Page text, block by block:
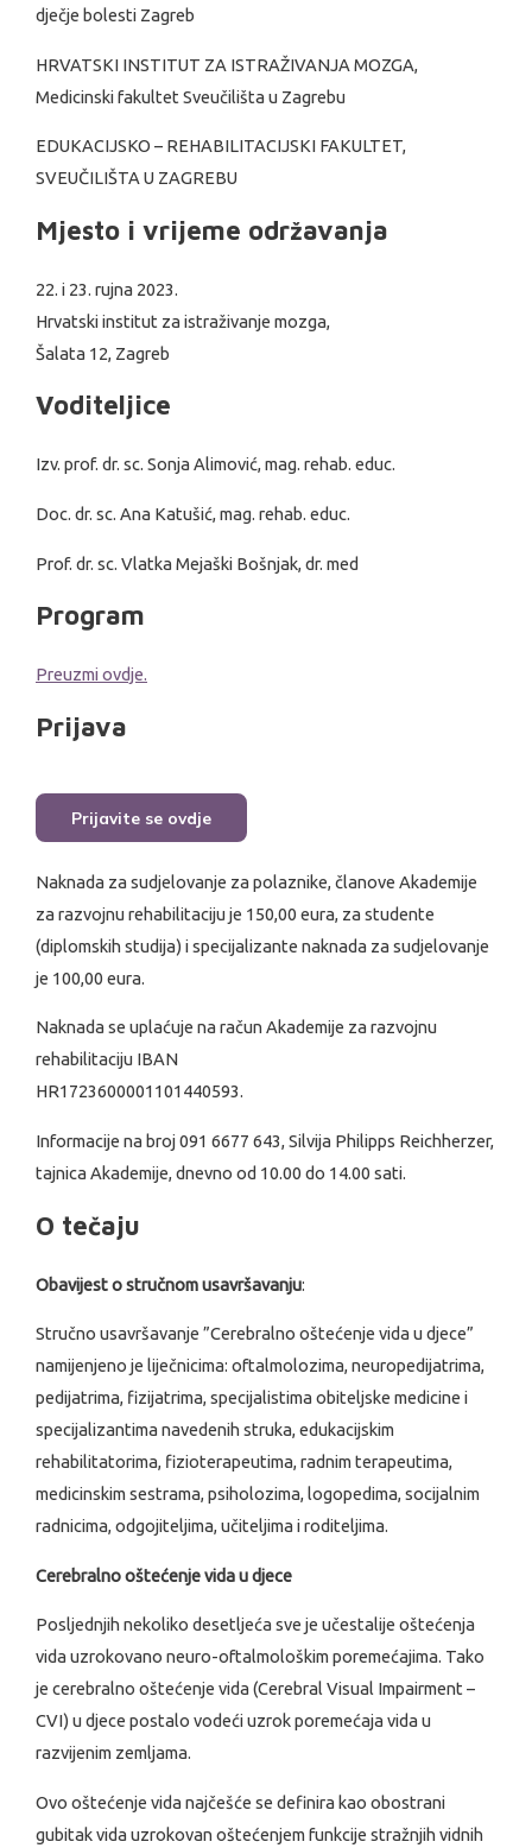
dječje bolesti Zagreb
HRVATSKI INSTITUT ZA ISTRAŽIVANJA MOZGA,
Medicinski fakultet Sveučilišta u Zagrebu
EDUKACIJSKO – REHABILITACIJSKI FAKULTET,
SVEUČILIŠTA U ZAGREBU
Mjesto i vrijeme održavanja
22. i 23. rujna 2023.
Hrvatski institut za istraživanje mozga,
Šalata 12, Zagreb
Voditeljice
Izv. prof. dr. sc. Sonja Alimović, mag. rehab. educ.
Doc. dr. sc. Ana Katušić, mag. rehab. educ.
Prof. dr. sc. Vlatka Mejaški Bošnjak, dr. med
Program
Preuzmi ovdje.
Prijava
Prijavite se ovdje
Naknada za sudjelovanje za polaznike, članove Akademije
za razvojnu rehabilitaciju je 150,00 eura, za studente
(diplomskih studija) i specijalizante naknada za sudjelovanje
je 100,00 eura.
Naknada se uplaćuje na račun Akademije za razvojnu
rehabilitaciju IBAN
HR1723600001101440593.
Informacije na broj 091 6677 643, Silvija Philipps Reichherzer,
tajnica Akademije, dnevno od 10.00 do 14.00 sati.
O tečaju
Obavijest o stručnom usavršavanju:
Stručno usavršavanje ”Cerebralno oštećenje vida u djece”
namijenjeno je liječnicima: oftalmolozima, neuropedijatrima,
pedijatrima, fizijatrima, specijalistima obiteljske medicine i
specijalizantima navedenih struka, edukacijskim
rehabilitatorima, fizioterapeutima, radnim terapeutima,
medicinskim sestrama, psiholozima, logopedima, socijalnim
radnicima, odgojiteljima, učiteljima i roditeljima.
Cerebralno oštećenje vida u djece
Posljednjih nekoliko desetljeća sve je učestalije oštećenja
vida uzrokovano neuro-oftalmološkim poremećajima. Tako
je cerebralno oštećenje vida (Cerebral Visual Impairment –
CVI) u djece postalo vodeći uzrok poremećaja vida u
razvijenim zemljama.
Ovo oštećenje vida najčešće se definira kao obostrani
gubitak vida uzrokovan oštećenjem funkcije stražnjih vidnih